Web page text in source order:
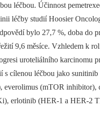
léčbou. Účinnost
léčby studií Hoosier
bylo 27,7 %, doba do
9,6 měsíce. Vzhledem k
uroteliálního karcinomu
s cílenou léčbou jako sunitinib
(mTOR inhibitor),
erlotinib (HER-1 a HER-2